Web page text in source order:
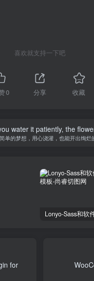
喜欢就支持一下吧
0 分享 收藏
water it patiently, the
单的梦想，用心浇灌，也能开出绚烂
for